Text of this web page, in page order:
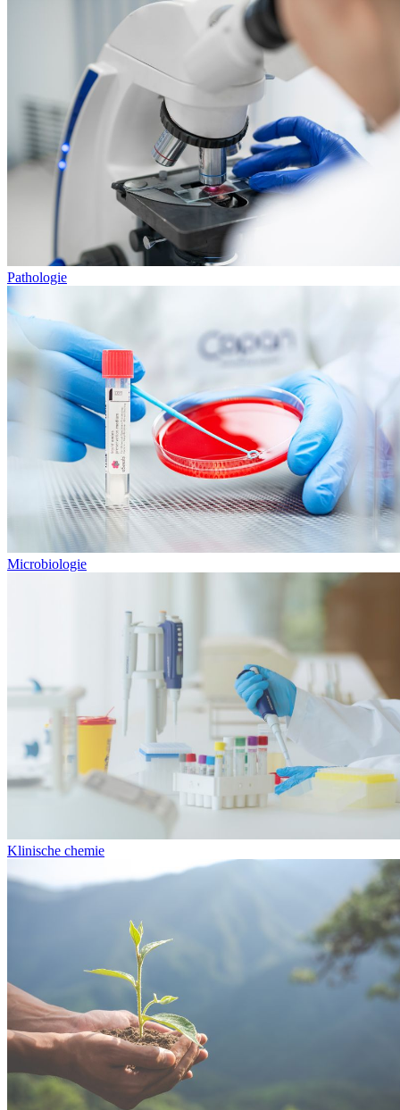
Pathologie
Microbiologie
Klinische chemie